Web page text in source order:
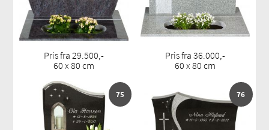
Pris fra 29.500,-
60 x 80 cm
Pris fra 36.000,-
60 x 80 cm
75 76